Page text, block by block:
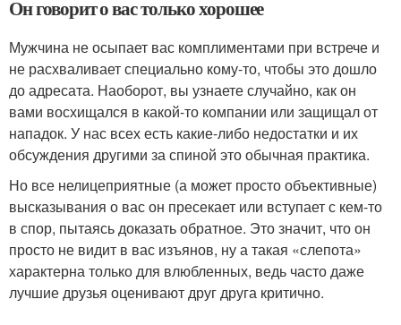
Он говорит о вас только хорошее
Мужчина не осыпает вас комплиментами при встрече и
не расхваливает специально кому-то, чтобы это дошло
до адресата. Наоборот, вы узнаете случайно, как он
вами восхищался в какой-то компании или защищал от
нападок. У нас всех есть какие-либо недостатки и их
обсуждения другими за спиной это обычная практика.
Но все нелицеприятные (а может просто объективные)
высказывания о вас он пресекает или вступает с кем-то
в спор, пытаясь доказать обратное. Это значит, что он
просто не видит в вас изъянов, ну а такая «слепота»
характерна только для влюбленных, ведь часто даже
лучшие друзья оценивают друг друга критично.